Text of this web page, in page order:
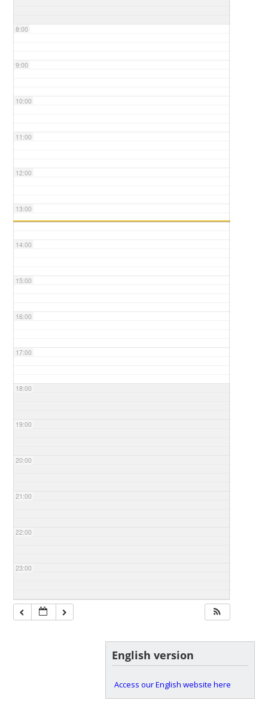
8:00
9:00
10:00
11:00
12:00
13:00
14:00
15:00
16:00
17:00
18:00
19:00
20:00
21:00
22:00
23:00
English version
Access our English website here